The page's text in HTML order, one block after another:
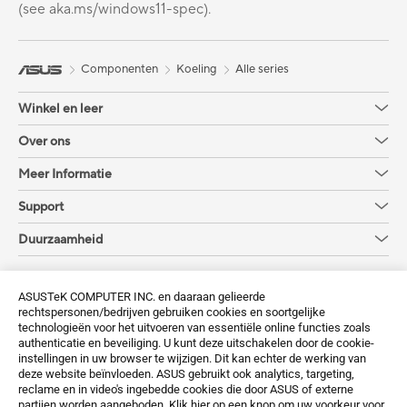
ASUSTeK COMPUTER INC. en daaraan gelieerde
rechtspersonen/bedrijven gebruiken cookies en soortgelijke
technologieën voor het uitvoeren van essentiële online functies zoals
authenticatie en beveiliging. U kunt deze uitschakelen door de cookie-
instellingen in uw browser te wijzigen. Dit kan echter de werking van
deze website beïnvloeden. ASUS gebruikt ook analytics, targeting,
reclame en in video's ingebedde cookies die door ASUS of externe
(see aka.ms/windows11-spec).
Componenten Koeling Alle series
Winkel en leer
Over ons
Meer Informatie
Support
Duurzaamheid
Aanmelden